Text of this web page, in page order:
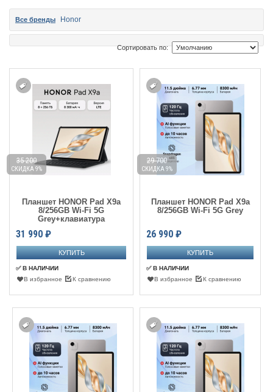
Все бренды Honor
Сортировать по:
Планшет HONOR Pad X9a
8/256GB Wi-Fi 5G
Grey+клавиатура
31 990 ₽
35 200
СКИДКА 9%
✅ В НАЛИЧИИ
В избранное
К сравнению
Планшет HONOR Pad X9a
8/256GB Wi-Fi 5G Grey
26 990 ₽
29 700
СКИДКА 9%
✅ В НАЛИЧИИ
В избранное
К сравнению